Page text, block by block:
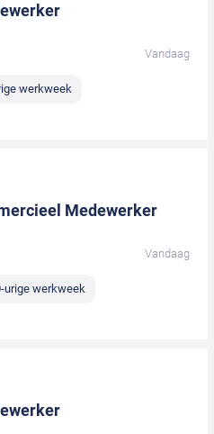
Vandaag
werkweek
Medewerker
Vandaag
urige werkweek